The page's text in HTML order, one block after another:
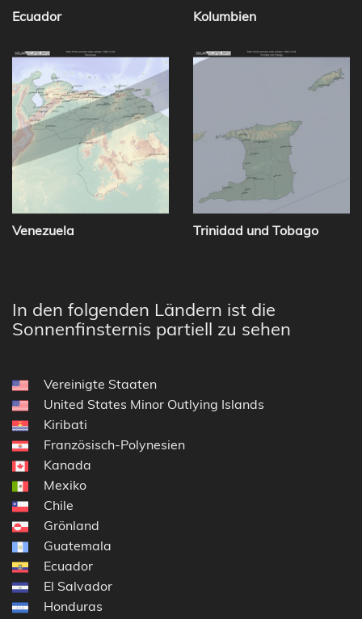
Ecuador Kolumbien
Venezuela Trinidad und Tobago
In den folgenden Ländern ist die
Sonnenfinsternis partiell zu sehen
Vereinigte Staaten
United States Minor Outlying Islands
Kiribati
Französisch-Polynesien
Kanada
Mexiko
Chile
Grönland
Guatemala
Ecuador
El Salvador
Honduras